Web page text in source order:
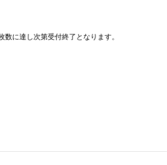
に達し次第受付終了となります。